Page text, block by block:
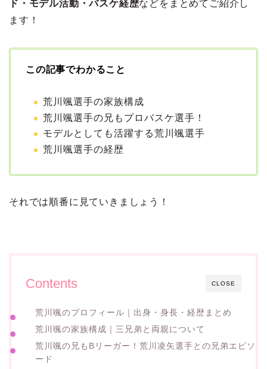
ド・モデル活動・バスケ経歴などをまとめてご紹介し
ます！
この記事でわかること
荒川颯選手の家族構成
荒川颯選手の兄もプロバスケ選手！
モデルとしても活躍する荒川颯選手
荒川颯選手の経歴
それでは順番に見ていきましょう！
CLOSE
Contents
荒川颯のプロフィール｜出身・身長・経歴まとめ
荒川颯の家族構成｜三兄弟と両親について
荒川颯の兄もBリーガー！荒川凌矢選手との兄弟エピソ
ード